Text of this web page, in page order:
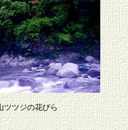
ツツジの花びら